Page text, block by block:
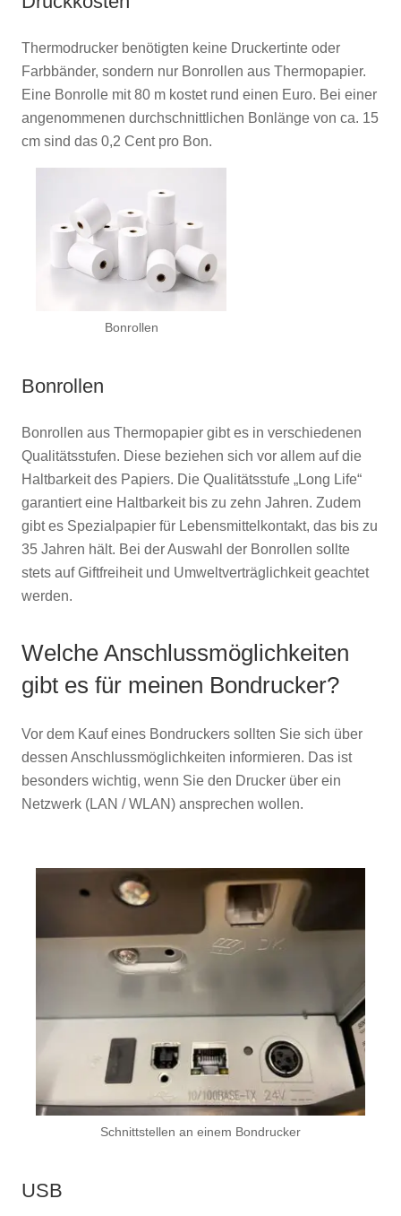
Thermodrucker benötigten keine Druckertinte oder
Farbbänder, sondern nur Bonrollen aus Thermopapier.
Eine Bonrolle mit 80 m kostet rund einen Euro. Bei einer
angenommenen durchschnittlichen Bonlänge von ca. 15
cm sind das 0,2 Cent pro Bon.
Bonrollen
Bonrollen
Bonrollen aus Thermopapier gibt es in verschiedenen
Qualitätsstufen. Diese beziehen sich vor allem auf die
Haltbarkeit des Papiers. Die Qualitätsstufe „Long Life“
garantiert eine Haltbarkeit bis zu zehn Jahren. Zudem
gibt es Spezialpapier für Lebensmittelkontakt, das bis zu
35 Jahren hält. Bei der Auswahl der Bonrollen sollte
stets auf Giftfreiheit und Umweltverträglichkeit geachtet
werden.
Welche Anschlussmöglichkeiten
gibt es für meinen Bondrucker?
Vor dem Kauf eines Bondruckers sollten Sie sich über
dessen Anschlussmöglichkeiten informieren. Das ist
besonders wichtig, wenn Sie den Drucker über ein
Netzwerk (LAN / WLAN) ansprechen wollen.
Schnittstellen an einem Bondrucker
USB